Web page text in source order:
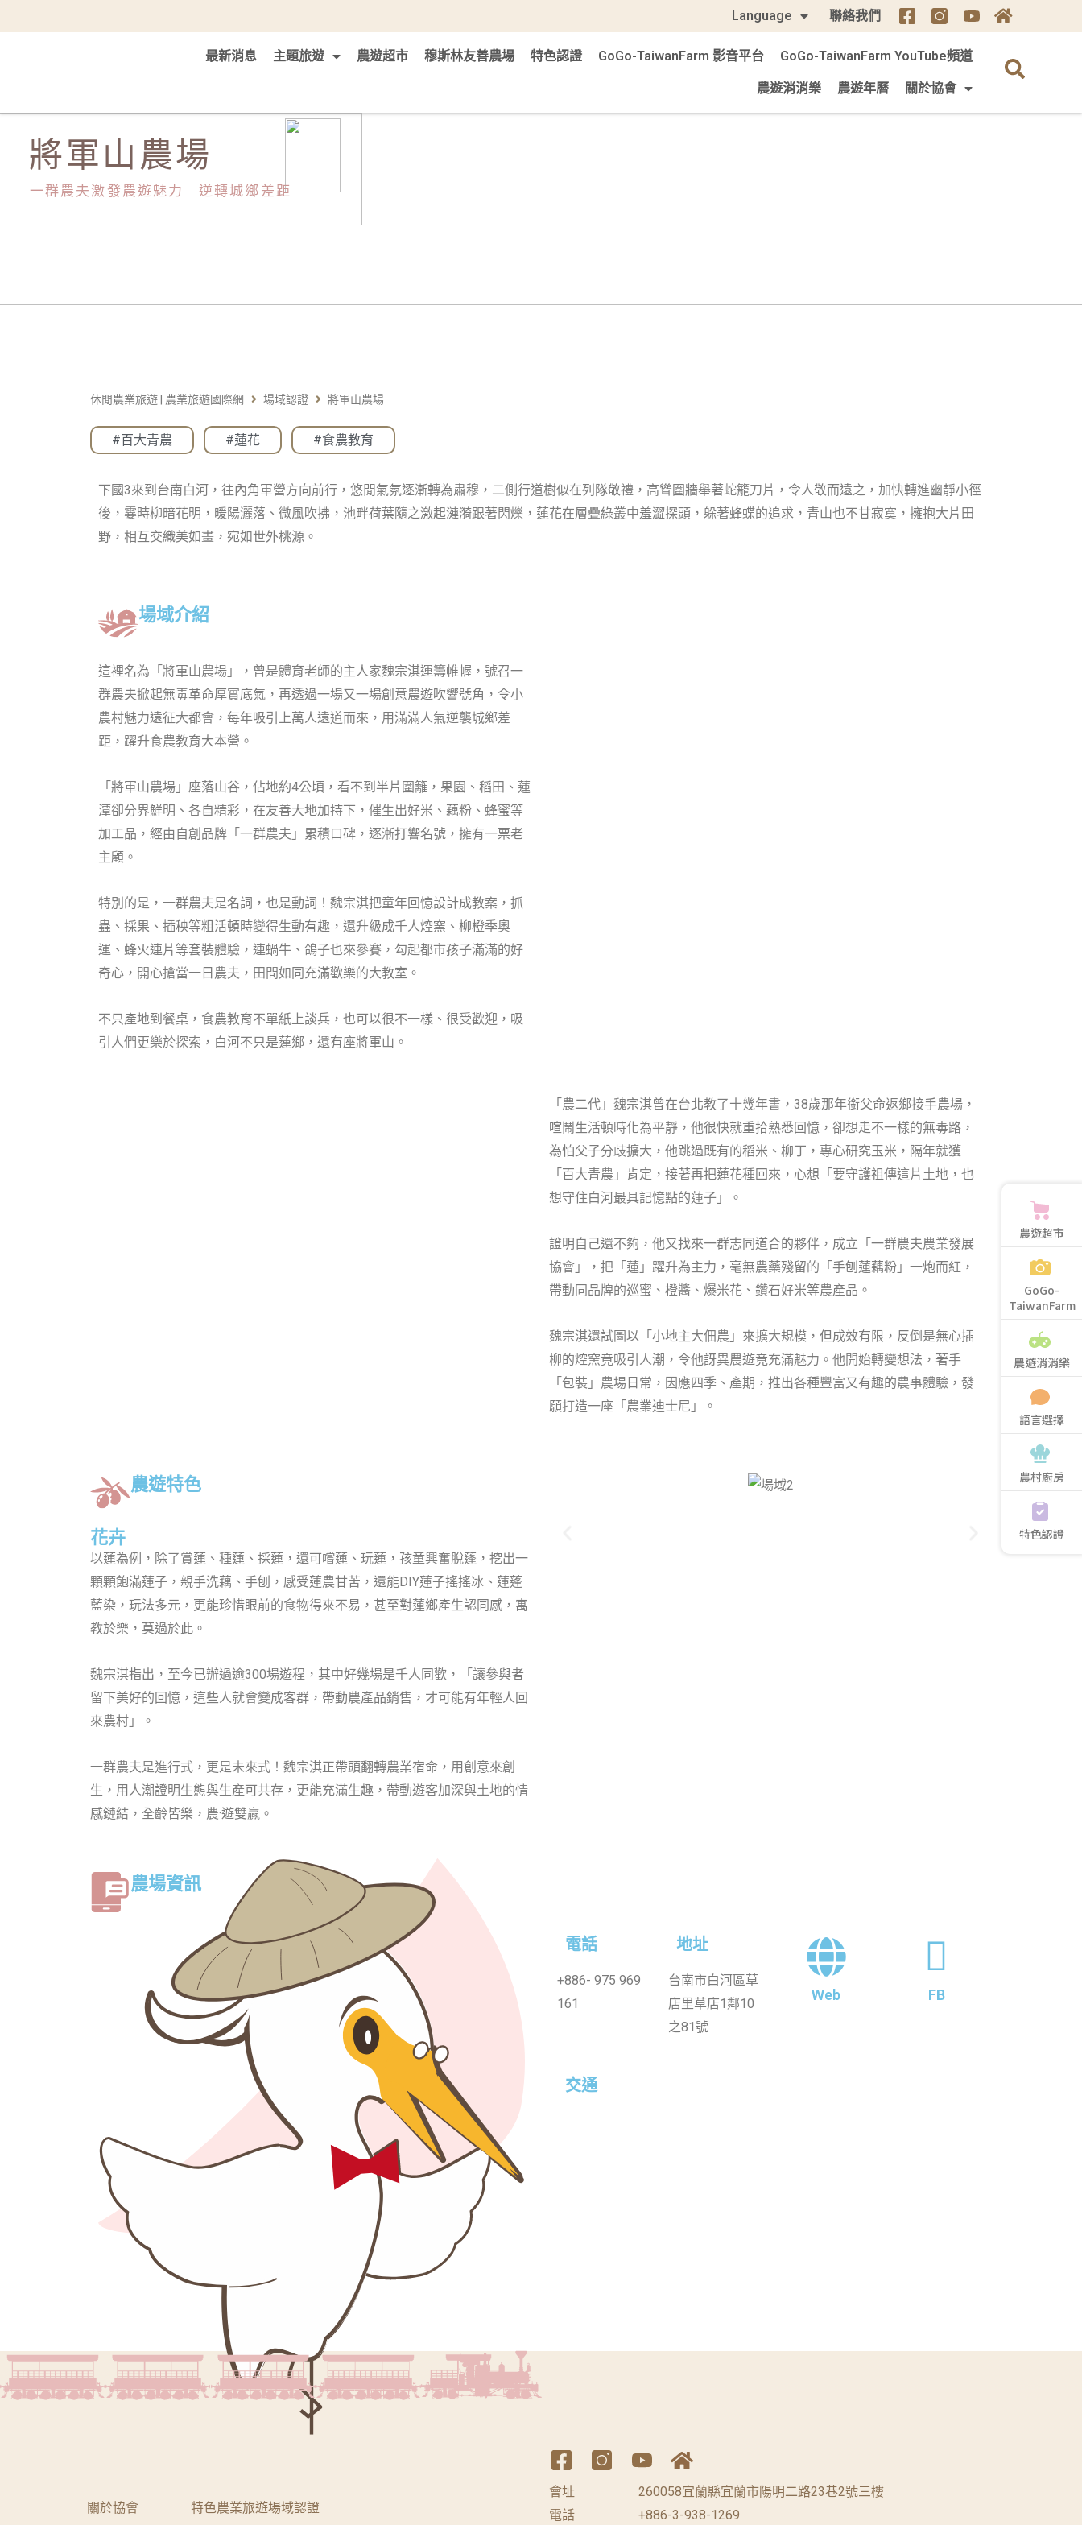
Language 聯絡我們
最新消息 主題旅遊 農遊超市 穆斯林友善農場 特色認證 GoGo-TaiwanFarm 影音平台 GoGo-TaiwanFarm YouTube頻道
農遊消消樂 農遊年曆 關於協會
將軍山農場
一群農夫激發農遊魅力 逆轉城鄉差距
休閒農業旅遊 | 農業旅遊國際網 場域認證 將軍山農場
#百大青農 #蓮花 #食農教育
下國3來到台南白河，往內角軍營方向前行，悠閒氣氛逐漸轉為肅穆，二側行道樹似在列隊敬禮，高聳圍牆舉著蛇籠刀片，令人敬而遠之，加快轉進幽靜小徑
後，霎時柳暗花明，暖陽灑落、微風吹拂，池畔荷葉隨之激起漣漪跟著閃爍，蓮花在層疊綠叢中羞澀探頭，躲著蜂蝶的追求，青山也不甘寂寞，擁抱大片田
野，相互交織美如畫，宛如世外桃源。
場域介紹
這裡名為「將軍山農場」，曾是體育老師的主人家魏宗淇運籌帷幄，號召一
群農夫掀起無毒革命厚實底氣，再透過一場又一場創意農遊吹響號角，令小
農村魅力遠征大都會，每年吸引上萬人遠道而來，用滿滿人氣逆襲城鄉差
距，躍升食農教育大本營。
「將軍山農場」座落山谷，佔地約4公頃，看不到半片圍籬，果園、稻田、蓮
潭卻分界鮮明、各自精彩，在友善大地加持下，催生出好米、藕粉、蜂蜜等
加工品，經由自創品牌「一群農夫」累積口碑，逐漸打響名號，擁有一票老
主顧。
特別的是，一群農夫是名詞，也是動詞！魏宗淇把童年回憶設計成教案，抓
蟲、採果、插秧等粗活頓時變得生動有趣，還升級成千人焢窯、柳橙季奧
運、蜂火連片等套裝體驗，連蝸牛、鴿子也來參賽，勾起都市孩子滿滿的好
奇心，開心搶當一日農夫，田間如同充滿歡樂的大教室。
不只產地到餐桌，食農教育不單紙上談兵，也可以很不一樣、很受歡迎，吸
引人們更樂於探索，白河不只是蓮鄉，還有座將軍山。
「農二代」魏宗淇曾在台北教了十幾年書，38歲那年銜父命返鄉接手農場，
喧鬧生活頓時化為平靜，他很快就重拾熟悉回憶，卻想走不一樣的無毒路，
為怕父子分歧擴大，他跳過既有的稻米、柳丁，專心研究玉米，隔年就獲
「百大青農」肯定，接著再把蓮花種回來，心想「要守護祖傳這片土地，也
想守住白河最具記憶點的蓮子」。
證明自己還不夠，他又找來一群志同道合的夥伴，成立「一群農夫農業發展
協會」，把「蓮」躍升為主力，毫無農藥殘留的「手刨蓮藕粉」一炮而紅，
帶動同品牌的巡蜜、橙醬、爆米花、鑽石好米等農產品。
魏宗淇還試圖以「小地主大佃農」來擴大規模，但成效有限，反倒是無心插
柳的焢窯竟吸引人潮，令他訝異農遊竟充滿魅力。他開始轉變想法，著手
「包裝」農場日常，因應四季、產期，推出各種豐富又有趣的農事體驗，發
願打造一座「農業迪士尼」。
農遊特色
花卉
以蓮為例，除了賞蓮、種蓮、採蓮，還可嚐蓮、玩蓮，孩童興奮脫蓬，挖出一
顆顆飽滿蓮子，親手洗藕、手刨，感受蓮農甘苦，還能DIY蓮子搖搖冰、蓮蓬
藍染，玩法多元，更能珍惜眼前的食物得來不易，甚至對蓮鄉產生認同感，寓
教於樂，莫過於此。
魏宗淇指出，至今已辦過逾300場遊程，其中好幾場是千人同歡，「讓參與者
留下美好的回憶，這些人就會變成客群，帶動農產品銷售，才可能有年輕人回
來農村」。
一群農夫是進行式，更是未來式！魏宗淇正帶頭翻轉農業宿命，用創意來創
生，用人潮證明生態與生產可共存，更能充滿生趣，帶動遊客加深與土地的情
感鏈結，全齡皆樂，農·遊雙贏。
農場資訊
電話
+886- 975 969
161
地址
台南市白河區草
店里草店1鄰10
之81號
Web FB
交通
關於協會 特色農業旅遊場域認證
會址
260058宜蘭縣宜蘭市陽明二路23巷2號三樓
電話
+886-3-938-1269
農遊超市
GoGo-
TaiwanFarm
農遊消消樂
語言選擇
農村廚房
特色認證